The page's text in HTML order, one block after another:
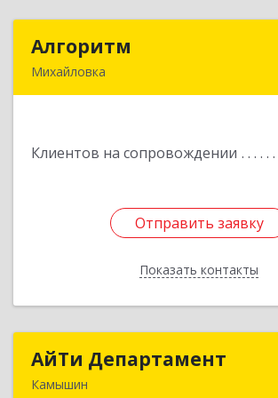
Алгоритм
Михайловка
Клиентов на сопровождении
Отправить заявку
Показать контакты
Отправить заявку
Назад
АйТи Департамент
Камышин
АйТи